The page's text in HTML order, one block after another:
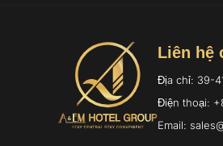
Liên hệ
Địa chỉ: 39-
Điện thoại:
Email: